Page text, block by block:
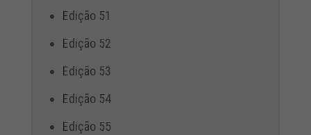
Edição 51
Edição 52
Edição 53
Edição 54
Edição 55